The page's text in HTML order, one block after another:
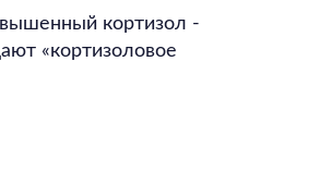
кортизол -
«кортизоловое